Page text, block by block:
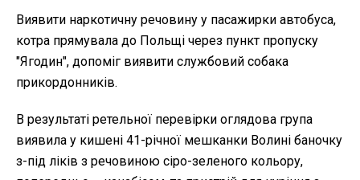
Виявити наркотичну речовину у пасажирки автобуса,
котра прямувала до Польщі через пункт пропуску
"Ягодин", допоміг виявити службовий собака
прикордонників.
В результаті ретельної перевірки оглядова група
виявила у кишені 41-річної мешканки Волині баночку
з-під ліків з речовиною сіро-зеленого кольору,